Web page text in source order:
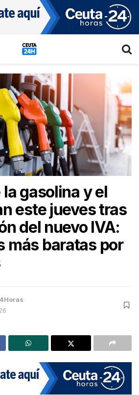
gasolina y el
este jueves tras
del nuevo IVA:
más baratas por